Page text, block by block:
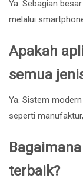
Ya. Sebagian
melalui
Apakah
semua
Ya. Sistem
seperti
terbaik?